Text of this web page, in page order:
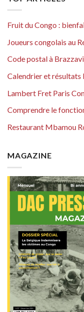
Fruit du Congo :
Joueurs congolais au
Code postal à
Calendrier et résultats
Lambert Fret Paris
Comprendre le
Restaurant Mbamou
MAGAZINE